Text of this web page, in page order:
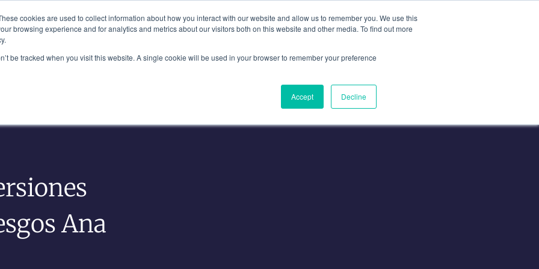
cookies are used to collect information about how you interact with our website and allow us to remember you. We use this
browsing experience and for analytics and metrics about our visitors both on this website and other media. To find out more
be tracked when you visit this website. A single cookie will be used in your browser to remember your preference
Accept Decline
Nueva York, NY 10111
Nuestro Equipo Industrias Información Contacte Con
Ana